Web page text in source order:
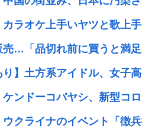
カラオケ上手いヤツと歌上
売…「品切れ前に買うと満
り】土方系アイドル、女子
ケンドーコバヤシ、新型コ
ウクライナのイベント「徴